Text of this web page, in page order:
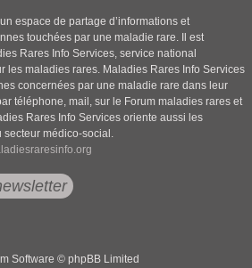
espace de partage d’informations et
touchées par une maladie rare. Il est
Rares Info Services, service national
les maladies rares. Maladies Rares Info Services
concernées par une maladie rare dans leur
téléphone, mail, sur le Forum maladies rares et
Rares Info Services oriente aussi les
secteur médico-social.
Software © phpBB Limited